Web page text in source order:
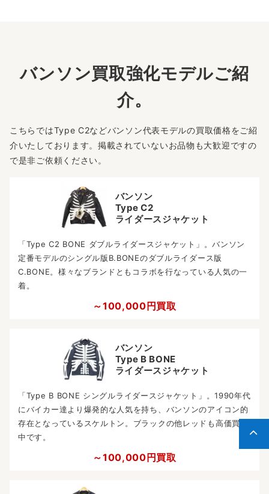
バンソン買取強化モデルご紹
介。
こちらではType C2などバンソン代表モデルの買取価格をご紹
介いたしております。掲載されていないお品物も大歓迎ですの
で是非ご依頼ください。
バンソン
Type C2
ライダースジャケット
「Type C2 BONE ダブルライダースジャケット」。バンソン
定番モデルのシングル版B.BONEのダブルライダース版
C.BONE。様々なブランドともコラボを行なっている人気の一
着。
～100,000円買取
バンソン
Type B BONE
ライダースジャケット
「Type B BONE シングルライダースジャケット」。1990年代
にバイカー達より爆発的な人気を持ち、バンソンのアイコン的
存在となっているスケルトン。ブラックの他レッドも高価買取
中です。
～100,000円買取